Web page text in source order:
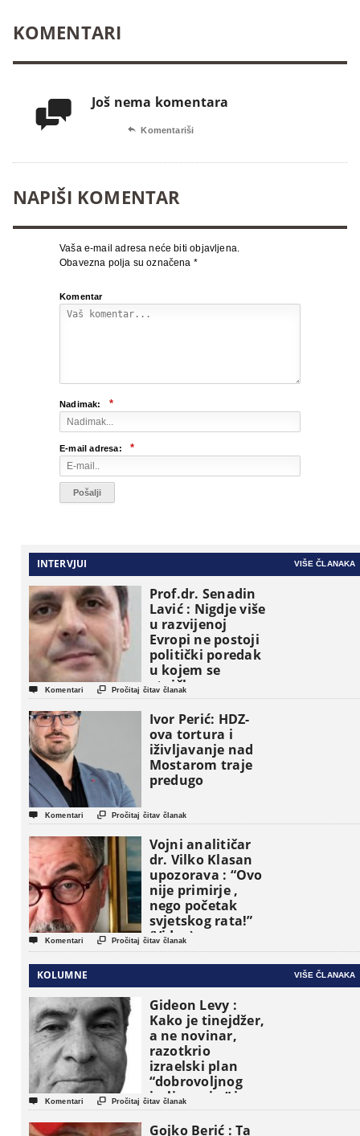
KOMENTARI
 Još nema komentara
 Komentariši
NAPIŠI KOMENTAR
Vaša e-mail adresa neće biti objavljena.
Obavezna polja su označena *
Komentar
Nadimak: *
E-mail adresa: *
INTERVJUI VIŠE ČLANAKA
Prof.dr. Senadin
Lavić : Nigdje više
u razvijenoj
Evropi ne postoji
politički poredak
u kojem se
etničke grupe
pojavljuju kao
osnovne
političke jedinice
 Komentari  Pročitaj čitav članak
Ivor Perić: HDZ-
ova tortura i
iživljavanje nad
Mostarom traje
predugo
 Komentari  Pročitaj čitav članak
Vojni analitičar
dr. Vilko Klasan
upozorava : “Ovo
nije primirje ,
nego početak
svjetskog rata!”
(Video)
 Komentari  Pročitaj čitav članak
KOLUMNE VIŠE ČLANAKA
Gideon Levy :
Kako je tinejdžer,
a ne novinar,
razotkrio
izraelski plan
“dobrovoljnog
iseljavanja ” iz
Gaze
 Komentari  Pročitaj čitav članak
Gojko Berić : Ta